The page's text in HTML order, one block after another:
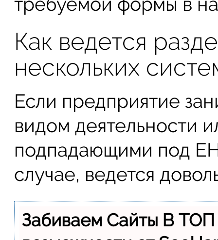
Как ведется
нескольких
Если предприятие
видом деятельности
подпадающими под
случае, ведется
Забиваем Сайты В